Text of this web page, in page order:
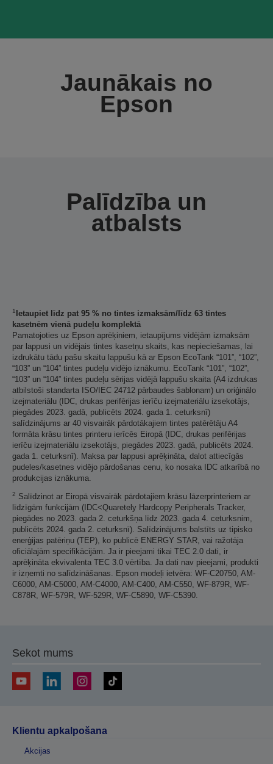
Jaunākais no
Epson
Palīdzība un
atbalsts
1 Ietaupiet līdz pat 95 % no tintes izmaksām/līdz 63 tintes
kasetnēm vienā pudeļu komplektā
Pamatojoties uz Epson aprēķiniem, ietaupījums vidējām izmaksām
par lappusi un vidējais tintes kasetņu skaits, kas nepieciešamas, lai
izdrukātu tādu pašu skaitu lappušu kā ar Epson EcoTank “101”, “102”,
“103” un “104” tintes pudeļu vidējo iznākumu. EcoTank “101”, “102”,
“103” un “104” tintes pudeļu sērijas vidējā lappušu skaita (A4 izdrukas
atbilstoši standarta ISO/IEC 24712 pārbaudes šablonam) un oriģinālo
izejmateriālu (IDC, drukas perifērijas ierīču izejmateriālu izsekotājs,
piegādes 2023. gadā, publicēts 2024. gada 1. ceturksnī)
salīdzinājums ar 40 visvairāk pārdotākajiem tintes patērētāju A4
formāta krāsu tintes printeru ierīcēs Eiropā (IDC, drukas perifērijas
ierīču izejmateriālu izsekotājs, piegādes 2023. gadā, publicēts 2024.
gada 1. ceturksnī). Maksa par lappusi aprēķināta, dalot attiecīgās
pudeles/kasetnes vidējo pārdošanas cenu, ko nosaka IDC atkarībā no
produkcijas iznākuma.
2 Salīdzinot ar Eiropā visvairāk pārdotajiem krāsu lāzerprinteriem ar
līdzīgām funkcijām (IDC<Quaretely Hardcopy Peripherals Tracker,
piegādes no 2023. gada 2. ceturkšņa līdz 2023. gada 4. ceturksnim,
publicēts 2024. gada 2. ceturksnī). Salīdzinājums balstīts uz tipisko
enerģijas patēriņu (TEP), ko publicē ENERGY STAR, vai ražotāja
oficiālajām specifikācijām. Ja ir pieejami tikai TEC 2.0 dati, ir
aprēķināta ekvivalenta TEC 3.0 vērtība. Ja dati nav pieejami, produkti
ir izņemti no salīdzināšanas. Epson modeļi ietvēra: WF-C20750, AM-
C6000, AM-C5000, AM-C4000, AM-C400, AM-C550, WF-879R, WF-
C878R, WF-579R, WF-529R, WF-C5890, WF-C5390.
Sekot mums
Klientu apkalpošana
Akcijas